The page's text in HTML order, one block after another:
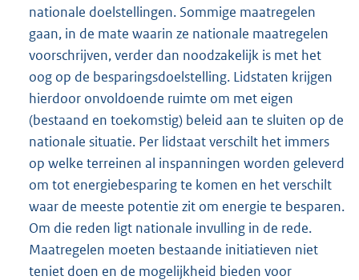
nationale doelstellingen. Sommige maatregelen
gaan, in de mate waarin ze nationale maatregelen
voorschrijven, verder dan noodzakelijk is met het
oog op de besparingsdoelstelling. Lidstaten krijgen
hierdoor onvoldoende ruimte om met eigen
(bestaand en toekomstig) beleid aan te sluiten op de
nationale situatie. Per lidstaat verschilt het immers
op welke terreinen al inspanningen worden geleverd
om tot energiebesparing te komen en het verschilt
waar de meeste potentie zit om energie te besparen.
Om die reden ligt nationale invulling in de rede.
Maatregelen moeten bestaande initiatieven niet
teniet doen en de mogelijkheid bieden voor